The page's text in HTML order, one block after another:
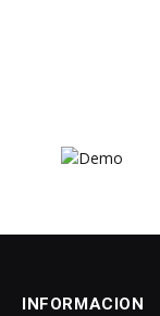
INFORMACION